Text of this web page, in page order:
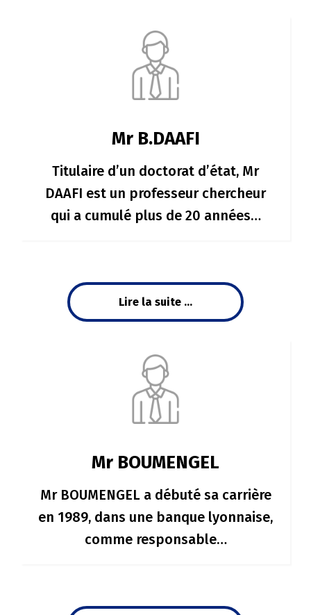
Mr B.DAAFI
Titulaire d’un doctorat d’état, Mr
DAAFI est un professeur chercheur
qui a cumulé plus de 20 années…
Lire la suite ...
Mr BOUMENGEL
Mr BOUMENGEL a débuté sa carrière
en 1989, dans une banque lyonnaise,
comme responsable…